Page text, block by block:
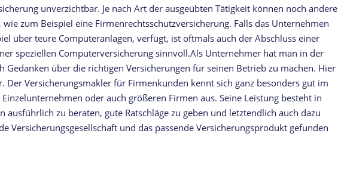
unverzichtbar. Je nach Art der ausgeübten Tätigkeit können noch andere
zum Beispiel eine Firmenrechtsschutzversicherung. Falls das Unternehmen
über teure Computeranlagen, verfügt, ist oftmals auch der Abschluss einer
speziellen Computerversicherung sinnvoll.Als Unternehmer hat man in der
Gedanken über die richtigen Versicherungen für seinen Betrieb zu machen. Hier
Der Versicherungsmakler für Firmenkunden kennt sich ganz besonders gut im
oder auch größeren Firmen aus. Seine Leistung besteht in
ausführlich zu beraten, gute Ratschläge zu geben und letztendlich auch dazu
Versicherungsgesellschaft und das passende Versicherungsprodukt gefunden